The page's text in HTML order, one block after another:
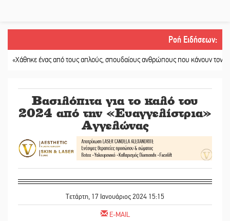
Ροή Ειδήσεων:
ένας από τους απλούς, σπουδαίους ανθρώπους που κάνουν τον κόσμο λίγο
Βασιλόπιτα για το καλό του
2024 από την «Ευαγγελίστρια»
Αγγελώνας
Τετάρτη, 17 Ιανουάριος 2024 15:15
E-MAIL